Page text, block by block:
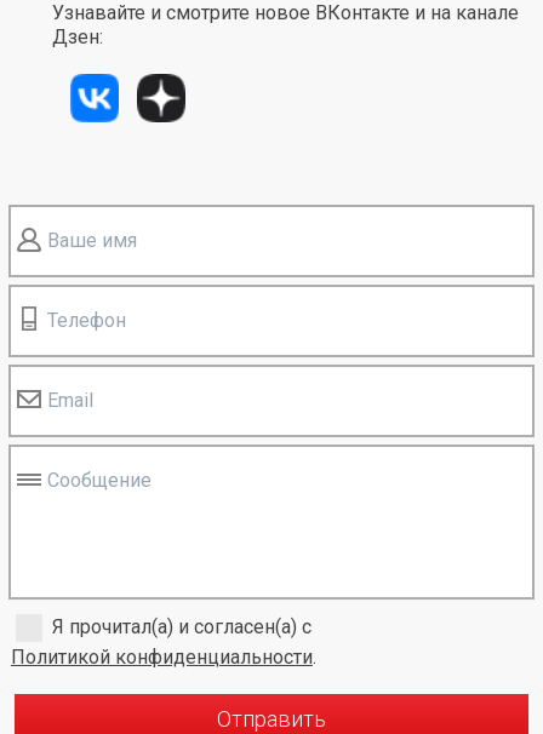
Узнавайте и смотрите новое ВКонтакте и на канале
Дзен:
Ваше имя
Телефон
Email
Сообщение
Я прочитал(а) и согласен(а) с
Политикой конфиденциальности.
Отправить